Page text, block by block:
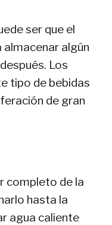
ser que el
algún
Los
tipo de bebidas
de gran
completo de la
hasta la
agua caliente